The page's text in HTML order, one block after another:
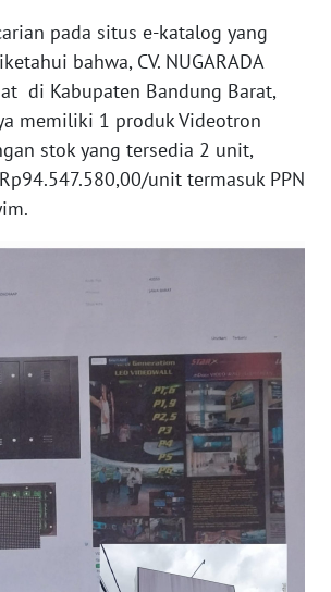
pada situs e-katalog yang
bahwa, CV. NUGARADA
di Kabupaten Bandung Barat,
memiliki 1 produk Videotron
stok yang tersedia 2 unit,
unit termasuk PPN